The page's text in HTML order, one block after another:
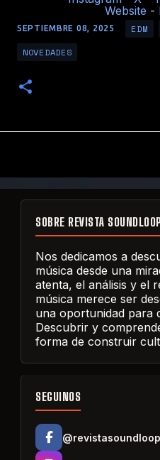
Website -
SEPTIEMBRE 08, 2025 EDM
NOVEDADES
SOBRE REVISTA
Nos dedicamos a
música desde una
atenta, el análisis y el
música merece ser
una oportunidad para
Descubrir y
forma de construir
SEGUINOS
@revistasoundloop